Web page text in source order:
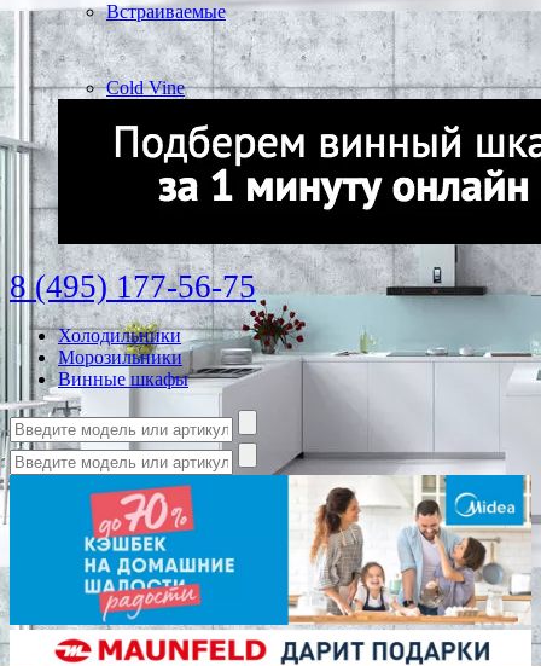
Встраиваемые
Cold Vine
8 (495) 177-56-75
Холодильники
Морозильники
Винные шкафы